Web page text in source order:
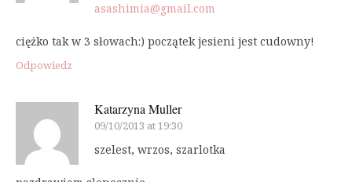
asashimia@gmail.com
ciężko tak w 3 słowach:) początek jesieni jest cudowny!
Odpowiedz
Katarzyna Muller
09/10/2013 at 19:30
szelest, wrzos, szarlotka